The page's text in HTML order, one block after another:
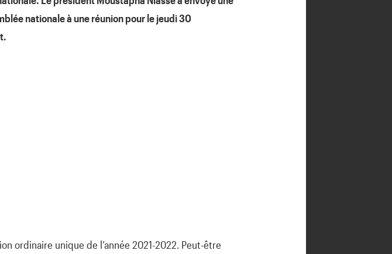
nationale à une réunion pour le jeudi 30
ordinaire unique de l’année 2021-2022. Peut-être